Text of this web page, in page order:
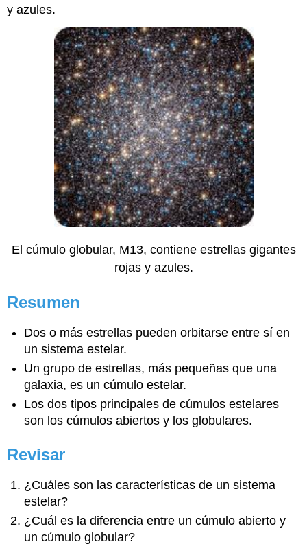
y azules.
El cúmulo globular, M13, contiene estrellas gigantes
rojas y azules.
Resumen
Dos o más estrellas pueden orbitarse entre sí en
un sistema estelar.
Un grupo de estrellas, más pequeñas que una
galaxia, es un cúmulo estelar.
Los dos tipos principales de cúmulos estelares
son los cúmulos abiertos y los globulares.
Revisar
¿Cuáles son las características de un sistema
estelar?
¿Cuál es la diferencia entre un cúmulo abierto y
un cúmulo globular?